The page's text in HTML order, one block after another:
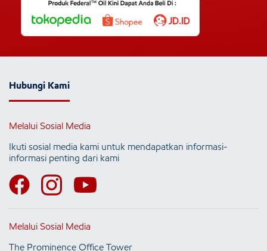
Hubungi Kami
Melalui Sosial Media
Ikuti sosial media kami untuk mendapatkan informasi-
informasi penting dari kami
Melalui Sosial Media
The Prominence Office Tower